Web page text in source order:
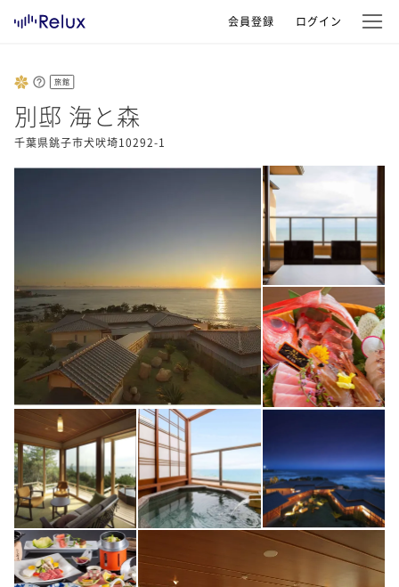
会員登録 ログイン
旅館
別邸 海と森
千葉県銚子市犬吠埼10292-1